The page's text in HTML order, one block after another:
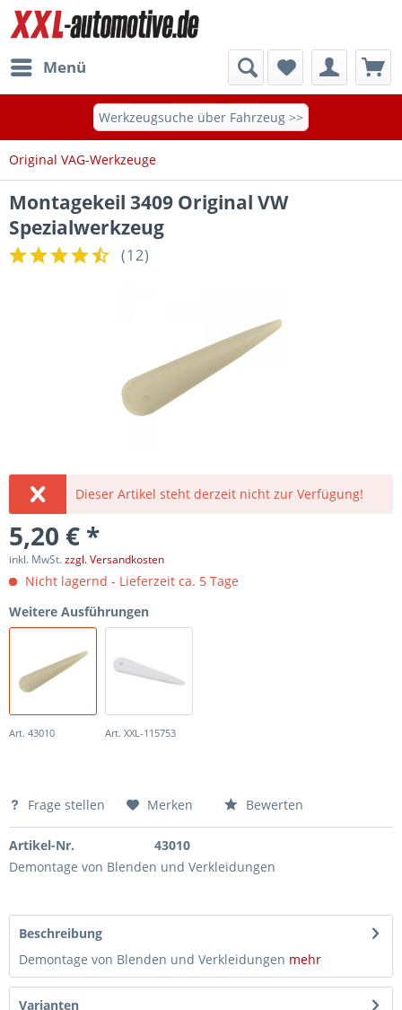
Menü
Werkzeugsuche über Fahrzeug >>
Original VAG-Werkzeuge
Montagekeil 3409 Original VW
Spezialwerkzeug
(12)
Dieser Artikel steht derzeit nicht zur Verfügung!
5,20 € *
inkl. MwSt.zzgl. Versandkosten
Nicht lagernd - Lieferzeit ca. 5 Tage
Weitere Ausführungen
Art. 43010 Art. XXL-115753
Frage stellen Merken Bewerten
Artikel-Nr.
43010
Demontage von Blenden und Verkleidungen
Beschreibung
Demontage von Blenden und Verkleidungen mehr
Varianten